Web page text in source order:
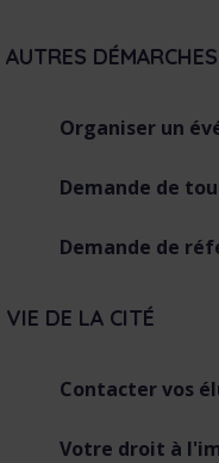
AUTRES DÉMARCHES
Organiser un
Demande de
Demande de
VIE DE LA CITÉ
Contacter vos
Votre droit à